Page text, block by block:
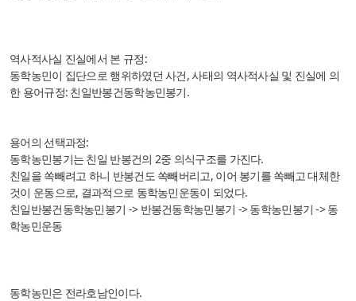
역사적사실 진실에서 본 규정:
동학농민이 집단으로 행위하였던 사건, 사태의 역사적사실 및 진실에 의
한 용어규정: 친일반봉건동학농민봉기.
용어의 선택과정:
동학농민봉기는 친일 반봉건의 2중 의식구조를 가진다.
친일을 쏙빼려고 하니 반봉건도 쏙빼버리고, 이어 봉기를 쏙빼고 대체한
것이 운동으로, 결과적으로 동학농민운동이 되었다.
친일반봉건동학농민봉기 -> 반봉건동학농민봉기 -> 동학농민봉기 -> 동
학농민운동
동학농민은 전라호남인이다.